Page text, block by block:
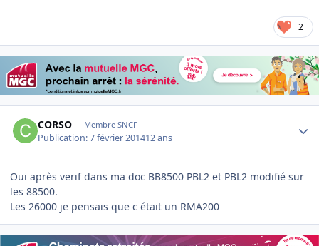
2
CORSO Membre SNCF
Publication:7 février 201412 ans
Oui après verif dans ma doc BB8500 PBL2 et PBL2 modifié sur
les 88500.
Les 26000 je pensais que c était un RMA200